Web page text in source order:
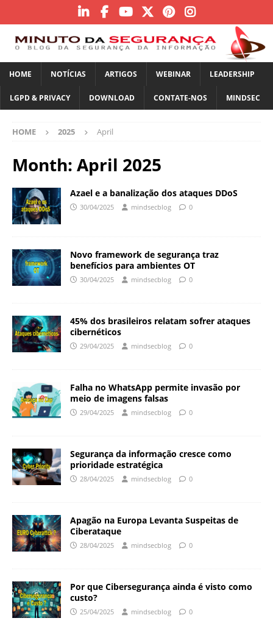
HOME NOTÍCIAS ARTIGOS WEBINAR LEADERSHIP
LGPD & PRIVACY DOWNLOAD CONTATE-NOS MINDSEC
HOME 2025 April
Month: April 2025
Azael e a banalização dos ataques DDoS
30/04/2025 mindsecblog 0
Novo framework de segurança traz
benefícios para ambientes OT
30/04/2025 mindsecblog 0
45% dos brasileiros relatam sofrer ataques
cibernéticos
29/04/2025 mindsecblog 0
Falha no WhatsApp permite invasão por
meio de imagens falsas
29/04/2025 mindsecblog 0
Segurança da informação cresce como
prioridade estratégica
28/04/2025 mindsecblog 0
Apagão na Europa Levanta Suspeitas de
Ciberataque
28/04/2025 mindsecblog 0
Por que Cibersegurança ainda é visto como
custo?
25/04/2025 mindsecblog 0